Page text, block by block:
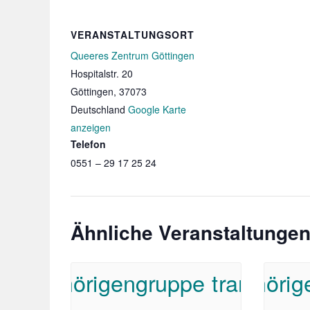
VERANSTALTUNGSORT
Queeres Zentrum Göttingen
Hospitalstr. 20
Göttingen, 37073
Deutschland Google Karte
anzeigen
Telefon
0551 – 29 17 25 24
Ähnliche Veranstaltungen